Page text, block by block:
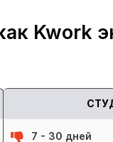
Kwork
7 - 30 дней